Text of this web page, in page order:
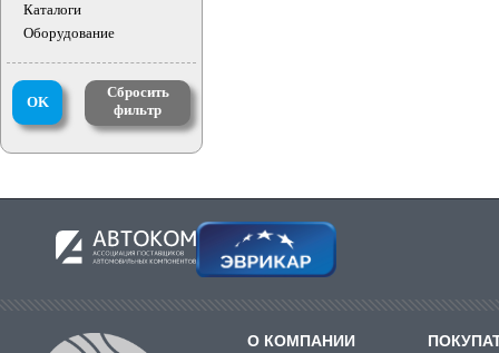
Каталоги
Оборудование
OK
Сбросить
фильтр
О КОМПАНИИ